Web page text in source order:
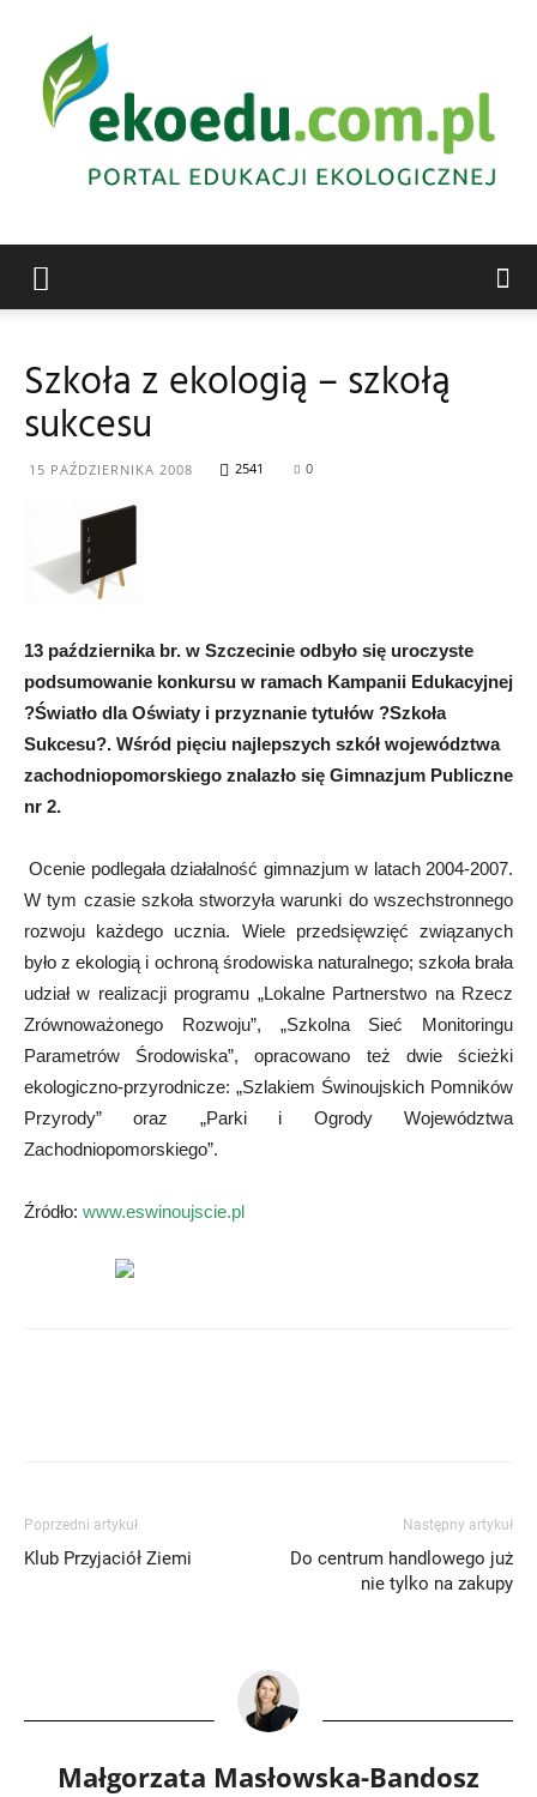
ekologiczna
Szkoła z ekologią – szkołą
sukcesu
15 PAŹDZIERNIKA 2008 2541 0
13 października br. w Szczecinie odbyło się uroczyste
podsumowanie konkursu w ramach Kampanii Edukacyjnej
?Światło dla Oświaty i przyznanie tytułów ?Szkoła
Sukcesu?. Wśród pięciu najlepszych szkół województwa
zachodniopomorskiego znalazło się Gimnazjum Publiczne
nr 2.
Ocenie podlegała działalność gimnazjum w latach 2004-2007.
W tym czasie szkoła stworzyła warunki do wszechstronnego
rozwoju każdego ucznia. Wiele przedsięwzięć związanych
było z ekologią i ochroną środowiska naturalnego; szkoła brała
udział w realizacji programu „Lokalne Partnerstwo na Rzecz
Zrównoważonego Rozwoju”, „Szkolna Sieć Monitoringu
Parametrów Środowiska”, opracowano też dwie ścieżki
ekologiczno-przyrodnicze: „Szlakiem Świnoujskich Pomników
Przyrody” oraz „Parki i Ogrody Województwa
Zachodniopomorskiego”.
Źródło: www.eswinoujscie.pl
Poprzedni artykuł
Klub Przyjaciół Ziemi
Następny artykuł
Do centrum handlowego już
nie tylko na zakupy
Małgorzata Masłowska-Bandosz